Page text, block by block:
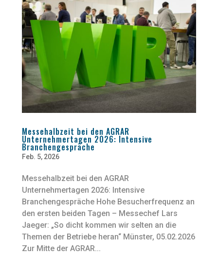
Messehalbzeit bei den AGRAR
Unternehmertagen 2026: Intensive
Branchengespräche
Feb. 5, 2026
Messehalbzeit bei den AGRAR
Unternehmertagen 2026: Intensive
Branchengespräche Hohe Besucherfrequenz an
den ersten beiden Tagen – Messechef Lars
Jaeger: „So dicht kommen wir selten an die
Themen der Betriebe heran“ Münster, 05.02.2026
Zur Mitte der AGRAR...